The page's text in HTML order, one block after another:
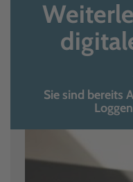
Sie sind bereits